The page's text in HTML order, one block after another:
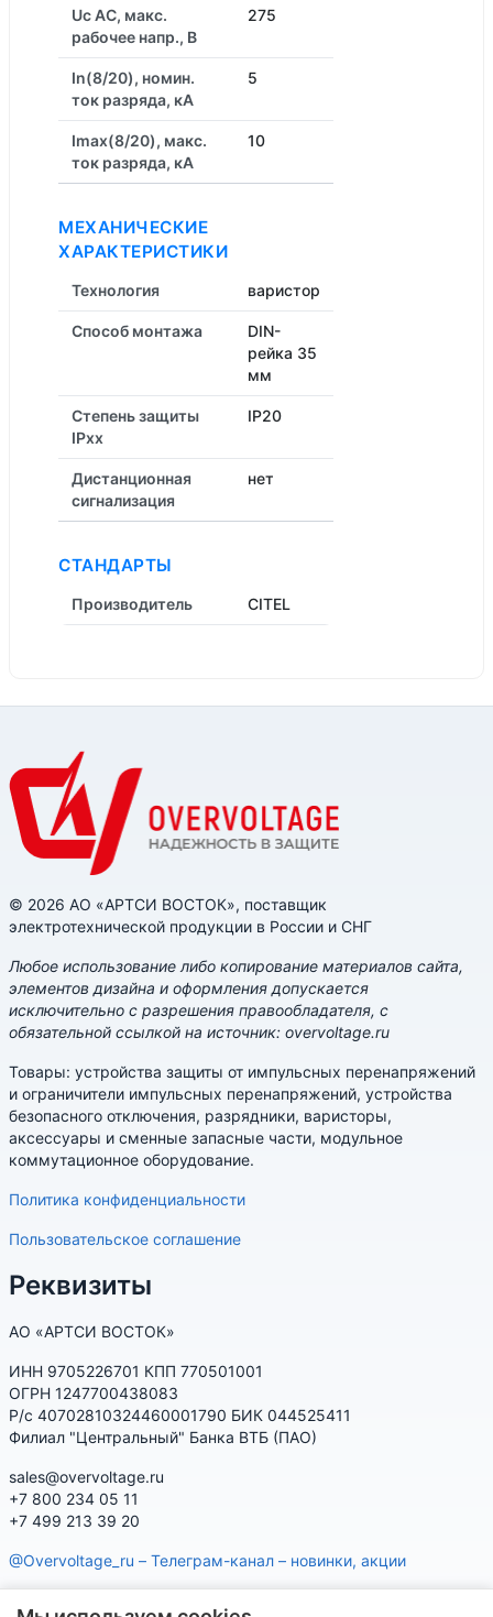
Uc AC, макс.
рабочее напр., В
275
In(8/20), номин.
ток разряда, кА
5
Imax(8/20), макс.
ток разряда, кА
10
МЕХАНИЧЕСКИЕ
ХАРАКТЕРИСТИКИ
Технология варистор
Способ монтажа
DIN-
рейка 35
мм
Степень защиты
IPxx
IP20
Дистанционная
cигнализация
нет
СТАНДАРТЫ
Производитель CITEL
© 2026 АО «АРТСИ ВОСТОК», поставщик
электротехнической продукции в России и СНГ
Любое использование либо копирование материалов сайта,
элементов дизайна и оформления допускается
исключительно с разрешения правообладателя, с
обязательной ссылкой на источник: overvoltage.ru
Товары: устройства защиты от импульсных перенапряжений
и ограничители импульсных перенапряжений, устройства
безопасного отключения, разрядники, варисторы,
аксессуары и сменные запасные части, модульное
коммутационное оборудование.
Политика конфиденциальности
Пользовательское соглашение
Реквизиты
АО «АРТСИ ВОСТОК»
ИНН 9705226701 КПП 770501001
ОГРН 1247700438083
Р/с 40702810324460001790 БИК 044525411
Филиал "Центральный" Банка ВТБ (ПАО)
sales@overvoltage.ru
+7 800 234 05 11
+7 499 213 39 20
@Overvoltage_ru – Телеграм-канал – новинки, акции